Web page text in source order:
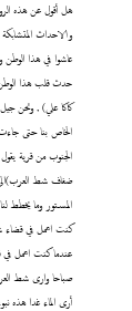
هل أقول عن هذه
والاحداث
عاشوا في هذا الوطن
حدث قلب هذا
كاكا علي) , ونحن
الخاص بنا حتى
الجنوب من قرية
ضفاف شط العرب)الى
المستور وما يخطط
كنت اعمل في قضاء
صباحا وارى شط
أرى الماء غدا هذه